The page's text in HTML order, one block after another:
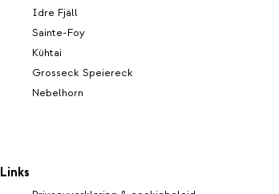
Idre Fjäll
Sainte-Foy
Kühtai
Grosseck Speiereck
Nebelhorn
Links